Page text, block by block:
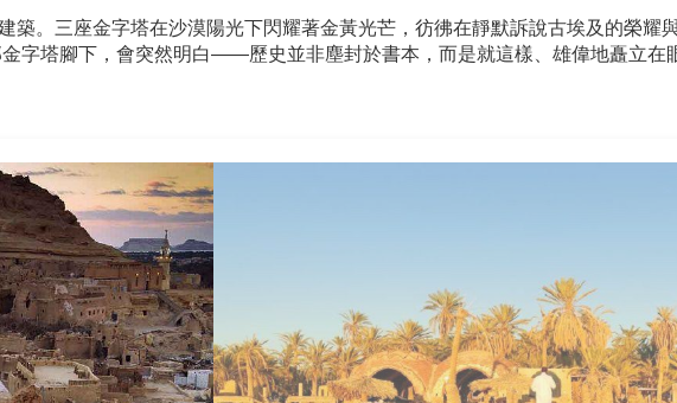
。三座金字塔在沙漠陽光下閃耀著金黃光芒，彷彿在靜默訴說古埃及的榮耀
字塔腳下，會突然明白——歷史並非塵封於書本，而是就這樣、雄偉地矗立在